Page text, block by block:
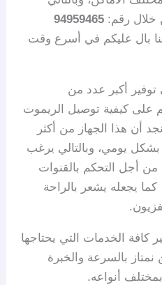
خلال رقم:94959465
بال عليكم في أسرع وقت
توفير أكبر عدد من
على كيفية توصيل الريموت
أن هذا الجهاز من أكثر
بشكل يومي، وبالتالي يرغب
أجل التحكم بالقنوات
يجعله يشعر بالراحة
كافة الخدمات التي يحتاجها
بالسرعة والخبرة
أنواعه.